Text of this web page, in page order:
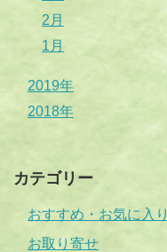
2月
1月
2019年
2018年
カテゴリー
おすすめ・お気に入り
お取り寄せ